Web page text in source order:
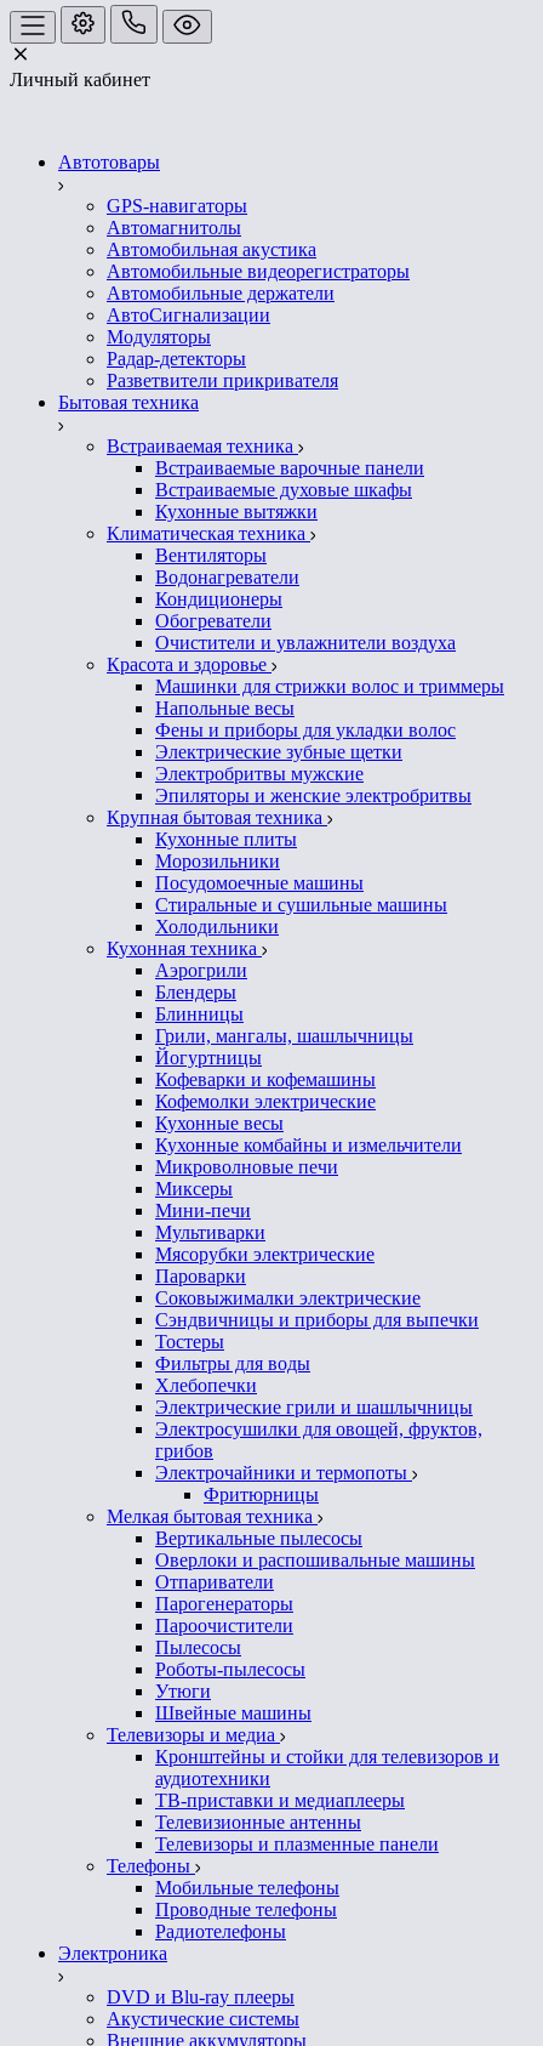
Личный кабинет
Автотовары
GPS-навигаторы
Автомагнитолы
Автомобильная акустика
Автомобильные видеорегистраторы
Автомобильные держатели
АвтоСигнализации
Модуляторы
Радар-детекторы
Разветвители прикривателя
Бытовая техника
Встраиваемая техника
Встраиваемые варочные панели
Встраиваемые духовые шкафы
Кухонные вытяжки
Климатическая техника
Вентиляторы
Водонагреватели
Кондиционеры
Обогреватели
Очистители и увлажнители воздуха
Красота и здоровье
Машинки для стрижки волос и триммеры
Напольные весы
Фены и приборы для укладки волос
Электрические зубные щетки
Электробритвы мужские
Эпиляторы и женские электробритвы
Крупная бытовая техника
Кухонные плиты
Морозильники
Посудомоечные машины
Стиральные и сушильные машины
Холодильники
Кухонная техника
Аэрогрили
Блендеры
Блинницы
Грили, мангалы, шашлычницы
Йогуртницы
Кофеварки и кофемашины
Кофемолки электрические
Кухонные весы
Кухонные комбайны и измельчители
Микроволновые печи
Миксеры
Мини-печи
Мультиварки
Мясорубки электрические
Пароварки
Соковыжималки электрические
Сэндвичницы и приборы для выпечки
Тостеры
Фильтры для воды
Хлебопечки
Электрические грили и шашлычницы
Электросушилки для овощей, фруктов,
грибов
Электрочайники и термопоты
Фритюрницы
Мелкая бытовая техника
Вертикальные пылесосы
Оверлоки и распошивальные машины
Отпариватели
Парогенераторы
Пароочистители
Пылесосы
Роботы-пылесосы
Утюги
Швейные машины
Телевизоры и медиа
Кронштейны и стойки для телевизоров и
аудиотехники
ТВ-приставки и медиаплееры
Телевизионные антенны
Телевизоры и плазменные панели
Телефоны
Мобильные телефоны
Проводные телефоны
Радиотелефоны
Электроника
DVD и Blu-ray плееры
Акустические системы
Внешние аккумуляторы